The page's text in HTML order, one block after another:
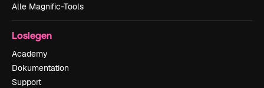
Alle Magnific-Tools
Loslegen
Academy
Dokumentation
Support